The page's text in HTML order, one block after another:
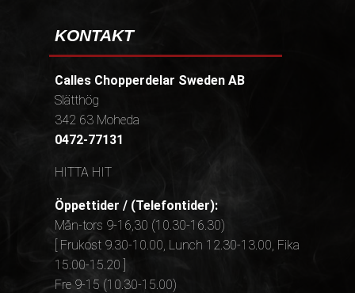
KONTAKT
Calles Chopperdelar Sweden AB
Slätthög
342 63 Moheda
0472-77131
HITTA HIT
Öppettider / (Telefontider):
Mån-tors 9-16,30 (10.30-16.30)
[ Frukost 9.30-10.00, Lunch 12.30-13.00, Fika
15.00-15.20 ]
Fre 9-15 (10.30-15.00)